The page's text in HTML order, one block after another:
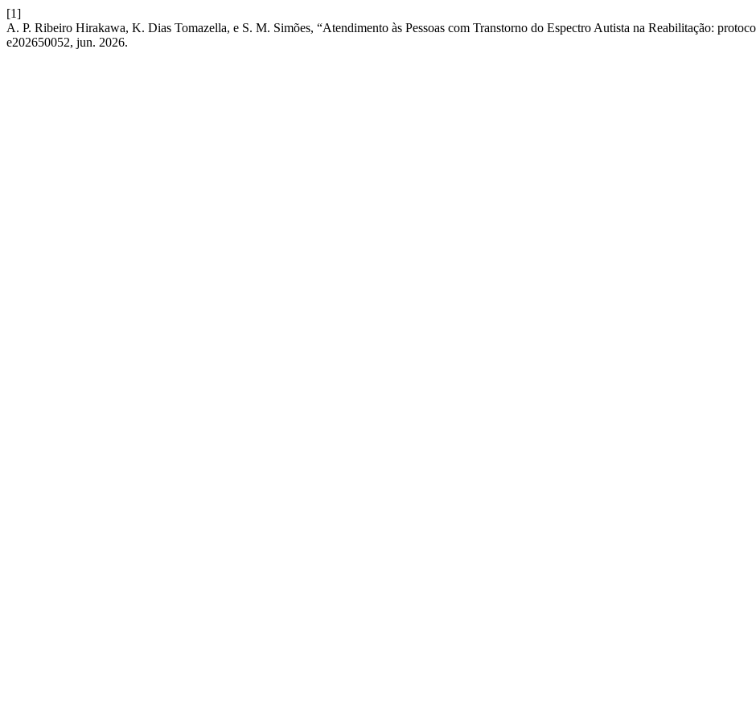
[1]
A. P. Ribeiro Hirakawa, K. Dias Tomazella, e S. M. Simões, “Atendimento às Pessoas com Transtorno do Espectro Autista na Reabilitação:
e202650052, jun. 2026.